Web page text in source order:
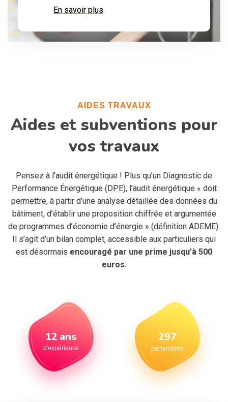
En savoir plus
AIDES TRAVAUX
Aides et subventions pour
vos travaux
Pensez à l’audit énergétique ! Plus qu’un Diagnostic de
Performance Énergétique (DPE), l’audit énergétique « doit
permettre, à partir d’une analyse détaillée des données du
bâtiment, d’établir une proposition chiffrée et argumentée
de programmes d’économie d’énergie » (définition ADEME).
Il s’agit d’un bilan complet, accessible aux particuliers qui
est désormais encouragé par une prime jusqu’à 500
euros.
15 ans
d'expérience
350
partenaires